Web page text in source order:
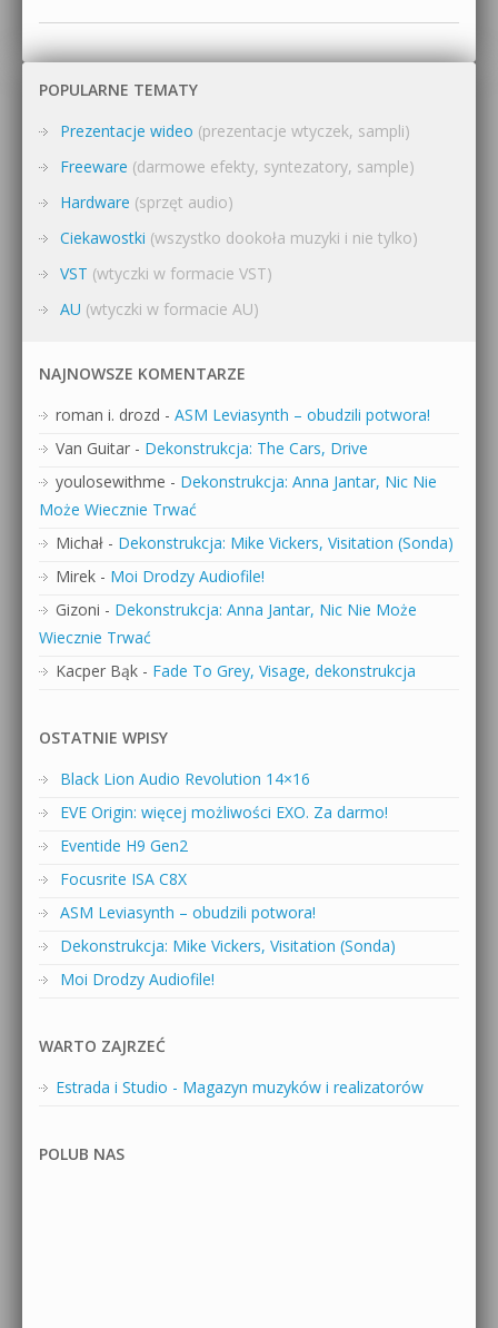
POPULARNE TEMATY
Prezentacje wideo (prezentacje wtyczek, sampli)
Freeware (darmowe efekty, syntezatory, sample)
Hardware (sprzęt audio)
Ciekawostki (wszystko dookoła muzyki i nie tylko)
VST (wtyczki w formacie VST)
AU (wtyczki w formacie AU)
NAJNOWSZE KOMENTARZE
roman i. drozd - ASM Leviasynth – obudzili potwora!
Van Guitar - Dekonstrukcja: The Cars, Drive
youlosewithme - Dekonstrukcja: Anna Jantar, Nic Nie
Może Wiecznie Trwać
Michał - Dekonstrukcja: Mike Vickers, Visitation (Sonda)
Mirek - Moi Drodzy Audiofile!
Gizoni - Dekonstrukcja: Anna Jantar, Nic Nie Może
Wiecznie Trwać
Kacper Bąk - Fade To Grey, Visage, dekonstrukcja
OSTATNIE WPISY
Black Lion Audio Revolution 14×16
EVE Origin: więcej możliwości EXO. Za darmo!
Eventide H9 Gen2
Focusrite ISA C8X
ASM Leviasynth – obudzili potwora!
Dekonstrukcja: Mike Vickers, Visitation (Sonda)
Moi Drodzy Audiofile!
WARTO ZAJRZEĆ
Estrada i Studio - Magazyn muzyków i realizatorów
POLUB NAS